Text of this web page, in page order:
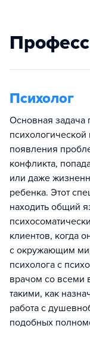
Психолог
Основная задача
появления
конфликта,
или даже
ребенка. Этот
находить общий
клиентов, когда
с окружающим
психолога с
врачом со всеми
такими, как
работа с
подобных